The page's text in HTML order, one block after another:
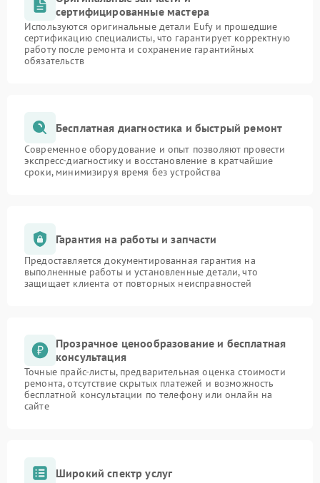
сертифицированные мастера
Используются оригинальные детали Eufy и прошедшие
сертификацию специалисты, что гарантирует корректную
работу после ремонта и сохранение гарантийных
обязательств
Бесплатная диагностика и быстрый ремонт
Современное оборудование и опыт позволяют провести
экспресс-диагностику и восстановление в кратчайшие
сроки, минимизируя время без устройства
Гарантия на работы и запчасти
Предоставляется документированная гарантия на
выполненные работы и установленные детали, что
защищает клиента от повторных неисправностей
Прозрачное ценообразование и бесплатная
консультация
Точные прайс-листы, предварительная оценка стоимости
ремонта, отсутствие скрытых платежей и возможность
бесплатной консультации по телефону или онлайн на
сайте
Широкий спектр услуг